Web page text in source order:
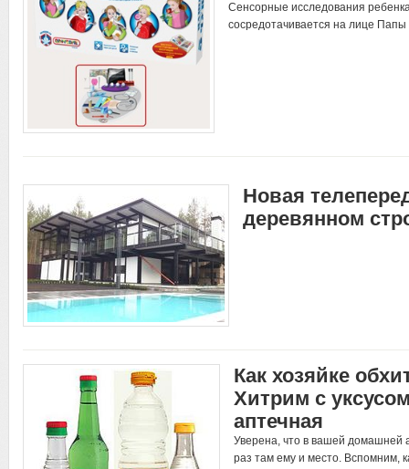
Сенсорные исследования
сосредотачивается на лице
Новая
деревянном
Как хозяйке
Хитрим с
аптечная
Уверена, что в вашей домашней
раз там ему и место. Вспомним,